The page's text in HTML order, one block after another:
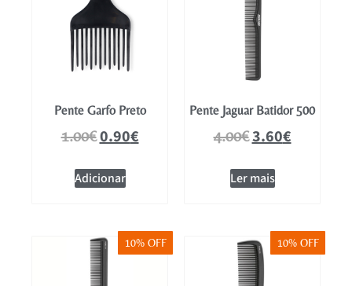
Pente Garfo Preto
1.00€0.90€
Adicionar
Pente Jaguar Batidor 500
4.00€3.60€
Ler mais
10% OFF 10% OFF